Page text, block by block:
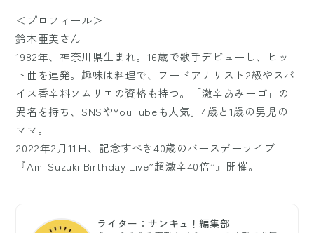
＜プロフィール＞
鈴木亜美さん
1982年、神奈川県生まれ。16歳で歌手デビューし、ヒッ
ト曲を連発。趣味は料理で、フードアナリスト2級やスパ
イス香辛料ソムリエの資格も持つ。「激辛あみーゴ」の
異名を持ち、SNSやYouTubeも人気。4歳と1歳の男児の
ママ。
2022年2月11日、記念すべき40歳のバースデーライブ
『Ami Suzuki Birthday Live”超激辛40倍”』開催。
ライター：サンキュ！編集部